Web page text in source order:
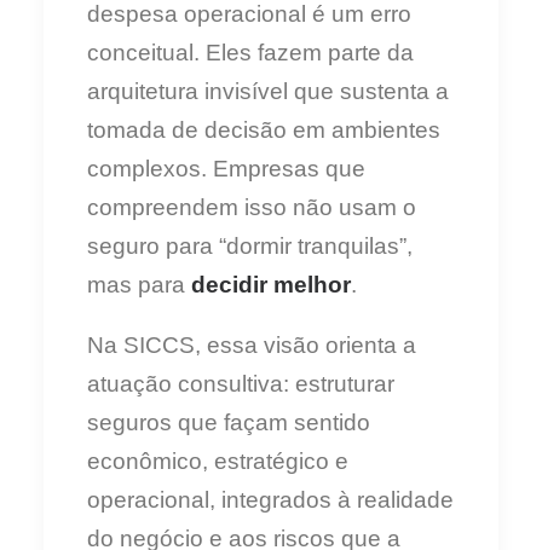
despesa operacional é um erro
conceitual. Eles fazem parte da
arquitetura invisível que sustenta a
tomada de decisão em ambientes
complexos. Empresas que
compreendem isso não usam o
seguro para “dormir tranquilas”,
mas para decidir melhor.
Na SICCS, essa visão orienta a
atuação consultiva: estruturar
seguros que façam sentido
econômico, estratégico e
operacional, integrados à realidade
do negócio e aos riscos que a